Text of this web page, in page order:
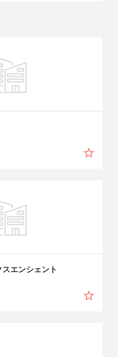
スエンシェント